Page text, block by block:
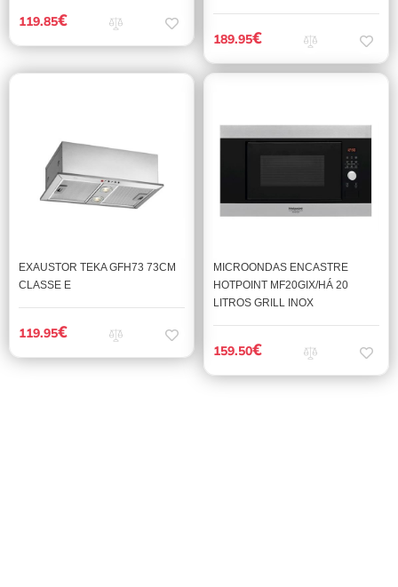
119.85€
189.95€
EXAUSTOR TEKA GFH73 73CM
CLASSE E
119.95€
MICROONDAS ENCASTRE
HOTPOINT MF20GIX/HÁ 20
LITROS GRILL INOX
159.50€